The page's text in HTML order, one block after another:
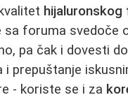
hijaluronskog
sa foruma svedoče
pa čak i dovesti
prepuštanje
- koriste se i za